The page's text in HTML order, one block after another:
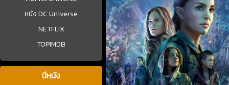
หนัง DC Universe
NETFLIX
TOPIMDB
ปีหนัง